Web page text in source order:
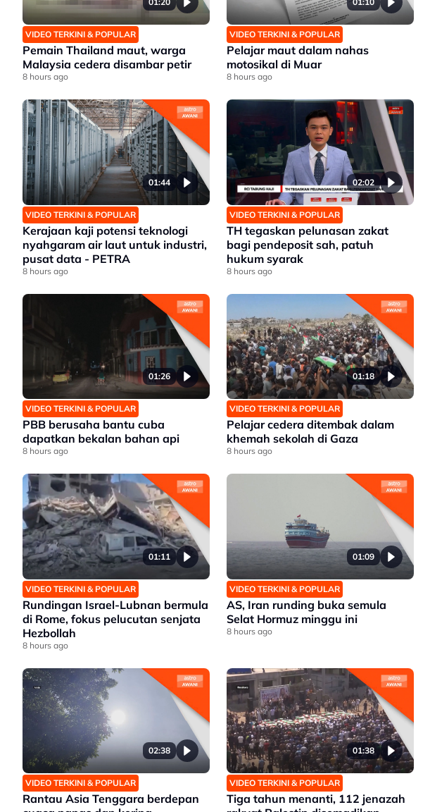
VIDEO TERKINI & POPULAR
Pemain Thailand maut, warga
Malaysia cedera disambar petir
8 hours ago
VIDEO TERKINI & POPULAR
Pelajar maut dalam nahas
motosikal di Muar
8 hours ago
01:44
VIDEO TERKINI & POPULAR
Kerajaan kaji potensi teknologi
nyahgaram air laut untuk industri,
pusat data - PETRA
8 hours ago
02:02
VIDEO TERKINI & POPULAR
TH tegaskan pelunasan zakat
bagi pendeposit sah, patuh
hukum syarak
8 hours ago
01:26
VIDEO TERKINI & POPULAR
PBB berusaha bantu cuba
dapatkan bekalan bahan api
8 hours ago
01:18
VIDEO TERKINI & POPULAR
Pelajar cedera ditembak dalam
khemah sekolah di Gaza
8 hours ago
01:11
VIDEO TERKINI & POPULAR
Rundingan Israel-Lubnan bermula
di Rome, fokus pelucutan senjata
Hezbollah
8 hours ago
01:09
VIDEO TERKINI & POPULAR
AS, Iran runding buka semula
Selat Hormuz minggu ini
8 hours ago
02:38
VIDEO TERKINI & POPULAR
Rantau Asia Tenggara berdepan
01:38
VIDEO TERKINI & POPULAR
Tiga tahun menanti, 112 jenazah